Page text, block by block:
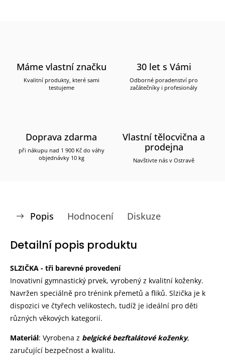
Máme vlastní značku
Kvalitní produkty, které sami
testujeme
30 let s Vámi
Odborné poradenství pro
začátečníky i profesionály
Doprava zdarma
při nákupu nad 1 900 Kč do váhy
objednávky 10 kg
Vlastní tělocvična a
prodejna
Navštivte nás v Ostravě
Popis Hodnocení Diskuze
Detailní popis produktu
SLZIČKA - tři barevné provedení
Inovativní gymnastický prvek, vyrobený z kvalitní koženky.
Navržen speciálně pro trénink přemetů a fliků. Slzička je k
dispozici ve čtyřech velikostech, tudíž je ideální pro děti
různých věkových kategorií.
Materiál: Vyrobena z belgické bezftalátové koženky,
zaručující bezpečnost a kvalitu.